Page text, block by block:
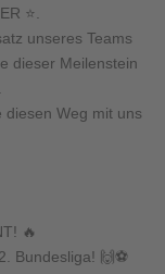
⭐.
unseres Teams
dieser Meilenstein
diesen Weg mit uns
🔥
Bundesliga! 🙌⚽️